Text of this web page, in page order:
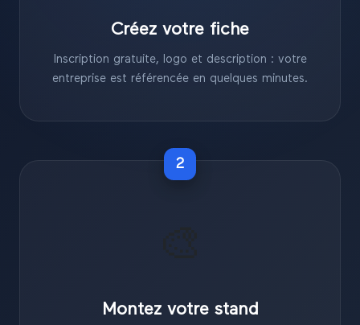
Créez votre fiche
Inscription gratuite, logo et description : votre
entreprise est référencée en quelques minutes.
2
Montez votre stand